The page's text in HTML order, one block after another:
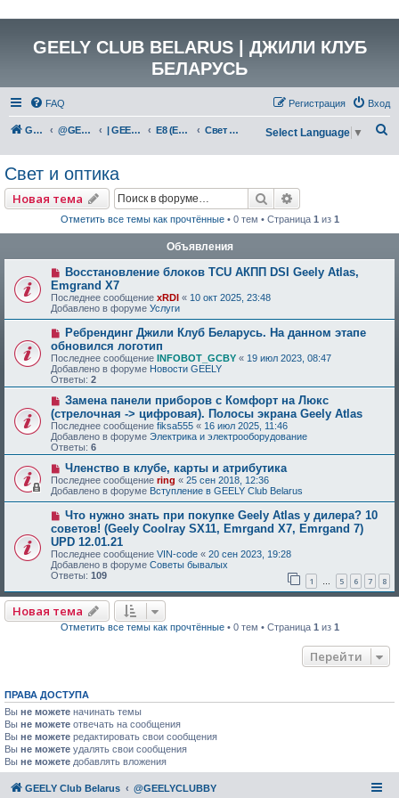
GEELY CLUB BELARUS | ДЖИЛИ КЛУБ
БЕЛАРУСЬ
FAQ Вход
Регистрация
GEELY Club Belarus @GEELYCLUBBY | GEELY EV E8 (E171) Свет и оптика Select Language ▼
Свет и оптика
Новая тема Поиск
Отметить все темы как прочтённые• 0 тем • Страница 1 из 1
Объявления
Восстановление блоков TCU АКПП DSI Geely Atlas,
Emgrand X7
Последнее сообщение xRDI « 10 окт 2025, 23:48
Добавлено в форуме Услуги
Ребрендинг Джили Клуб Беларусь. На данном этапе
обновился логотип
Последнее сообщение INFOBOT_GCBY « 19 июл 2023, 08:47
Добавлено в форуме Новости GEELY
Ответы: 2
Замена панели приборов с Комфорт на Люкс
(стрелочная -> цифровая). Полосы экрана Geely Atlas
Последнее сообщение fiksa555 « 16 июл 2025, 11:46
Добавлено в форуме Электрика и электрооборудование
Ответы: 6
Членство в клубе, карты и атрибутика
Последнее сообщение ring « 25 сен 2018, 12:36
Добавлено в форуме Вступление в GEELY Club Belarus
Что нужно знать при покупке Geely Atlas у дилера? 10
советов! (Geely Coolray SX11, Emrgand X7, Emrgand 7)
UPD 12.01.21
Последнее сообщение VIN-code « 20 сен 2023, 19:28
Добавлено в форуме Советы бывалых
Ответы: 109 1 … 5 6 7 8
Новая тема
Отметить все темы как прочтённые• 0 тем • Страница 1 из 1
Перейти
ПРАВА ДОСТУПА
Вы не можете начинать темы
Вы не можете отвечать на сообщения
Вы не можете редактировать свои сообщения
Вы не можете удалять свои сообщения
Вы не можете добавлять вложения
GEELY Club Belarus @GEELYCLUBBY